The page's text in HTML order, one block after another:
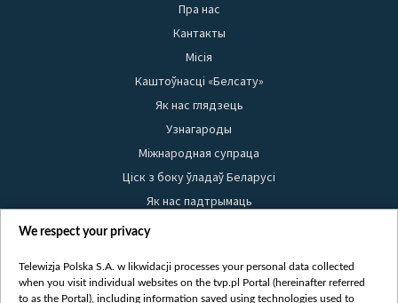
Пра нас
Кантакты
Місія
Каштоўнасці «Белсату»
Як нас глядзець
Узнагароды
Міжнародная супраца
Ціск з боку ўладаў Беларусі
Як нас падтрымаць
Правілы выкарыстання матэрыялаў
Бяспека
Youtube
We respect your privacy
Telewizja Polska S.A. w likwidacji processes your personal data collected
when you visit individual websites on the tvp.pl Portal (hereinafter referred
to as the Portal), including information saved using technologies used to